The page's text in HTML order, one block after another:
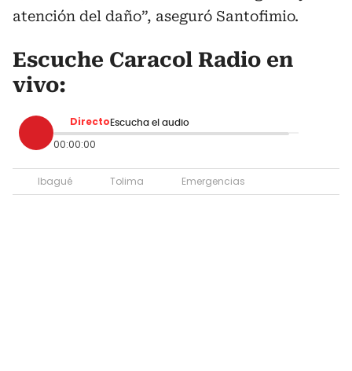
atención del daño”, aseguró Santofimio.
Escuche Caracol Radio en
vivo:
Directo Escucha el audio
00:00:00
Ibagué Tolima Emergencias